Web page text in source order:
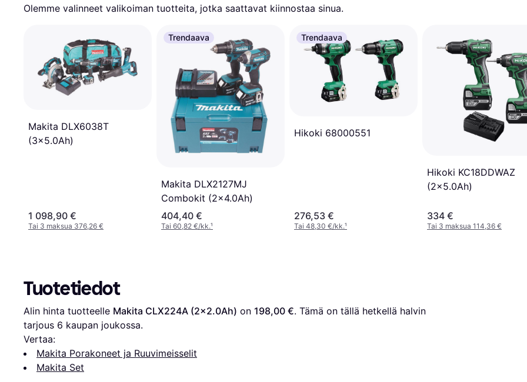
Olemme valinneet valikoiman tuotteita, jotka saattavat kiinnostaa sinua.
Makita DLX6038T
(3x5.0Ah)
1 098,90 €
Tai 3 maksua 376,26 €
Trendaava
Makita DLX2127MJ
Combokit (2x4.0Ah)
404,40 €
Tai 60,82 €/kk.¹
Trendaava
Hikoki 68000551
276,53 €
Tai 48,30 €/kk.¹
Hikoki KC18DDWAZ
(2x5.0Ah)
334 €
Tai 3 maksua 114,36 €
Tuotetiedot
Alin hinta tuotteelle Makita CLX224A (2x2.0Ah) on 198,00 €. Tämä on tällä hetkellä halvin
tarjous 6 kaupan joukossa.
Vertaa:
Makita Porakoneet ja Ruuvimeisselit
Makita Set